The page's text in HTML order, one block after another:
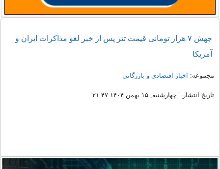
جهش ۷ هزار تومانی قیمت تتر پس از خبر لغو مذاکرات ایران و
آمریکا
مجموعه: اخبار اقتصادی و بازرگانی
تاریخ انتشار : چهارشنبه, ۱۵ بهمن ۱۴۰۴ ۲۱:۴۷